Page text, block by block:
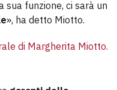
sua funzione, ci sarà un
», ha detto Miotto.
di Margherita Miotto.